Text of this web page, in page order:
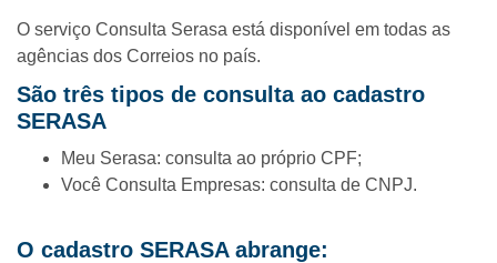
O serviço Consulta Serasa está disponível em todas as
agências dos Correios no país.
São três tipos de consulta ao cadastro
SERASA
Meu Serasa: consulta ao próprio CPF;
Você Consulta Empresas: consulta de CNPJ.
O cadastro SERASA abrange: